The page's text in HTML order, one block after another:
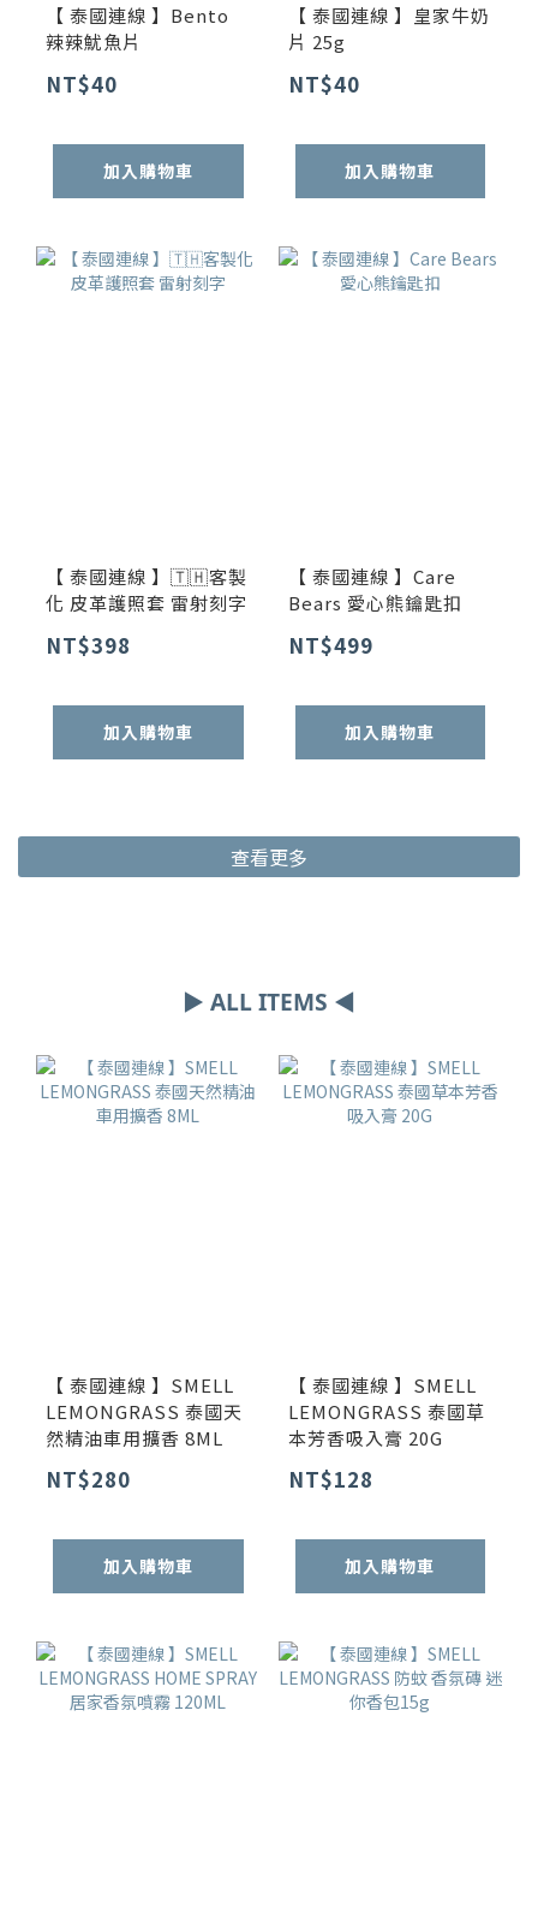
【 泰國連線 】Bento
辣辣魷魚片
NT$40
加入購物車
【 泰國連線 】皇家牛奶
片 25g
NT$40
加入購物車
【 泰國連線 】🇹🇭客製
化 皮革護照套 雷射刻字
NT$398
加入購物車
【 泰國連線 】Care
Bears 愛心熊鑰匙扣
NT$499
加入購物車
查看更多
▶ ALL ITEMS ◀
【 泰國連線 】SMELL
LEMONGRASS 泰國天
然精油車用擴香 8ML
NT$280
加入購物車
【 泰國連線 】SMELL
LEMONGRASS 泰國草
本芳香吸入膏 20G
NT$128
加入購物車